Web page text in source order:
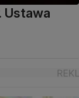
Ustawa